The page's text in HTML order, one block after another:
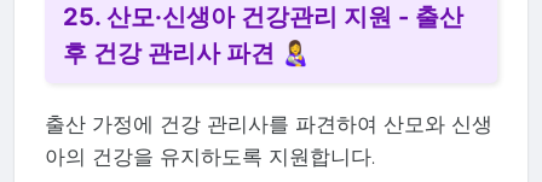
25. 산모·신생아 건강관리 지원 - 출산
후 건강 관리사 파견 👩‍🍼
출산 가정에 건강 관리사를 파견하여 산모와 신생
아의 건강을 유지하도록 지원합니다.